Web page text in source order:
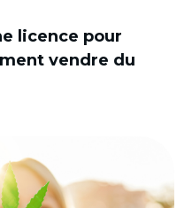
licence pour
vendre du